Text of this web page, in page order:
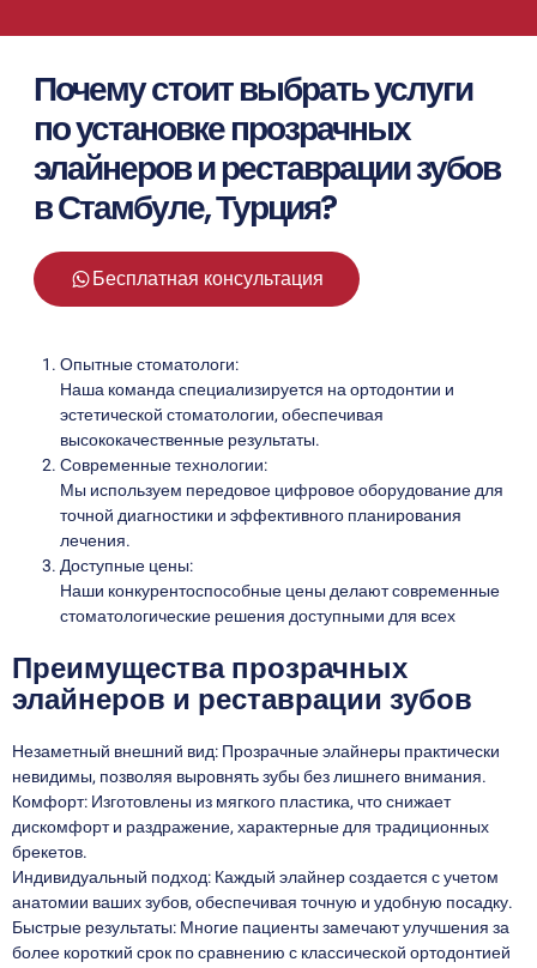
Почему стоит выбрать услуги
по установке прозрачных
элайнеров и реставрации зубов
в Стамбуле, Турция?
Бесплатная консультация
Опытные стоматологи:
Наша команда специализируется на ортодонтии и
эстетической стоматологии, обеспечивая
высококачественные результаты.
Современные технологии:
Мы используем передовое цифровое оборудование для
точной диагностики и эффективного планирования
лечения.
Доступные цены:
Наши конкурентоспособные цены делают современные
стоматологические решения доступными для всех
Преимущества прозрачных
элайнеров и реставрации зубов
Незаметный внешний вид: Прозрачные элайнеры практически
невидимы, позволяя выровнять зубы без лишнего внимания.
Комфорт: Изготовлены из мягкого пластика, что снижает
дискомфорт и раздражение, характерные для традиционных
брекетов.
Индивидуальный подход: Каждый элайнер создается с учетом
анатомии ваших зубов, обеспечивая точную и удобную посадку.
Быстрые результаты: Многие пациенты замечают улучшения за
более короткий срок по сравнению с классической ортодонтией